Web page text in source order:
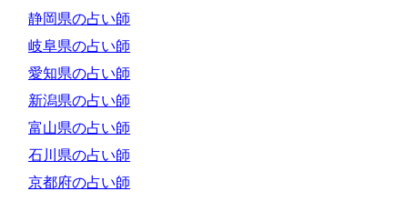
静岡県の占い師
岐阜県の占い師
愛知県の占い師
新潟県の占い師
富山県の占い師
石川県の占い師
京都府の占い師